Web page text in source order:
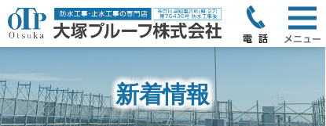
新着情報